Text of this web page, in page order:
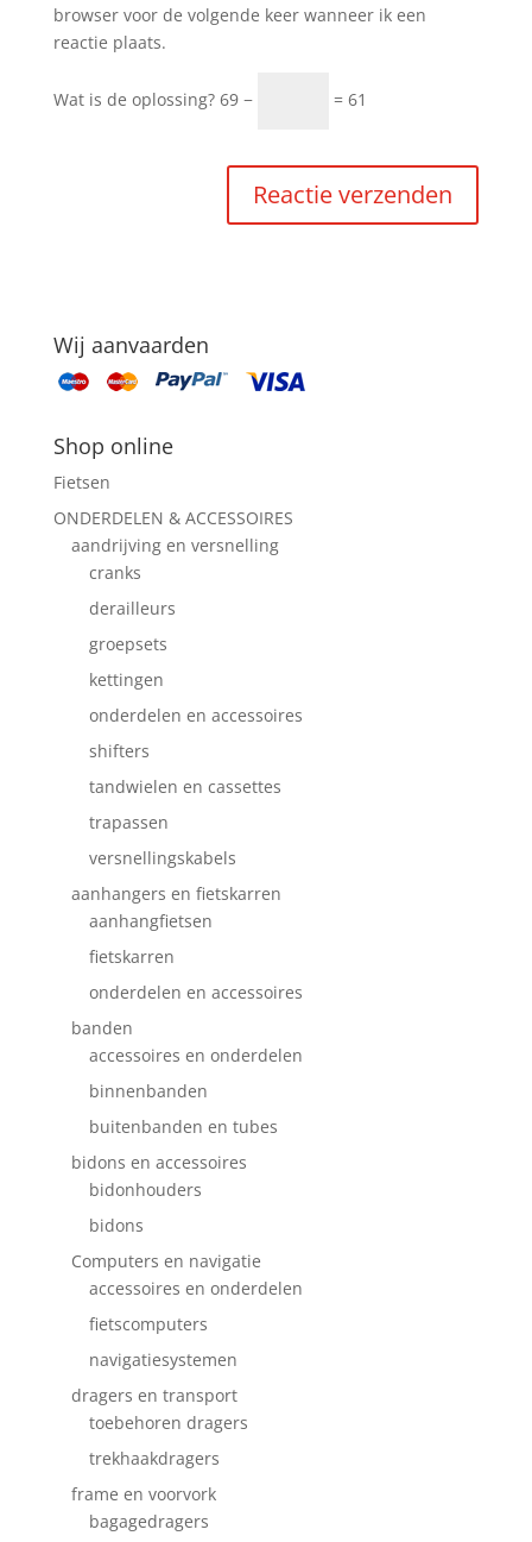
browser voor de volgende keer wanneer ik een
reactie plaats.
Wat is de oplossing? 69 − = 61
Wij aanvaarden
Shop online
Fietsen
ONDERDELEN & ACCESSOIRES
aandrijving en versnelling
cranks
derailleurs
groepsets
kettingen
onderdelen en accessoires
shifters
tandwielen en cassettes
trapassen
versnellingskabels
aanhangers en fietskarren
aanhangfietsen
fietskarren
onderdelen en accessoires
banden
accessoires en onderdelen
binnenbanden
buitenbanden en tubes
bidons en accessoires
bidonhouders
bidons
Computers en navigatie
accessoires en onderdelen
fietscomputers
navigatiesystemen
dragers en transport
toebehoren dragers
trekhaakdragers
frame en voorvork
bagagedragers